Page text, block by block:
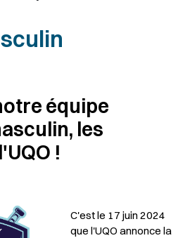
équipe
les
!
C'est le 17 juin 2024
que l'UQO annonce la